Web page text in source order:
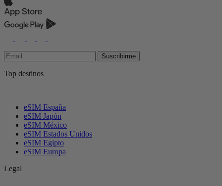
Suscribirme
Top destinos
eSIM España
eSIM Japón
eSIM México
eSIM Estados Unidos
eSIM Egipto
eSIM Europa
Legal